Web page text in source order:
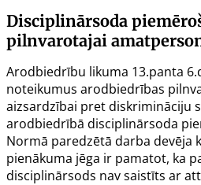
Disciplinārsoda
pilnvarotajai
Arodbiedrību likuma 13.panta
noteikumus arodbiedrības
aizsardzībai pret diskrimināciju
arodbiedrībā disciplinārsoda
Normā paredzētā darba devēja
pienākuma jēga ir pamatot, ka
disciplinārsods nav saistīts ar